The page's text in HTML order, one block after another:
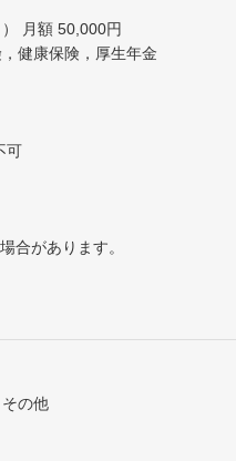
月額 50,000円
健康保険，厚生年金
可
合があります。
の他